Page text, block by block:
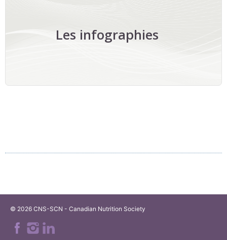
Les infographies
© 2026 CNS-SCN - Canadian Nutrition Society